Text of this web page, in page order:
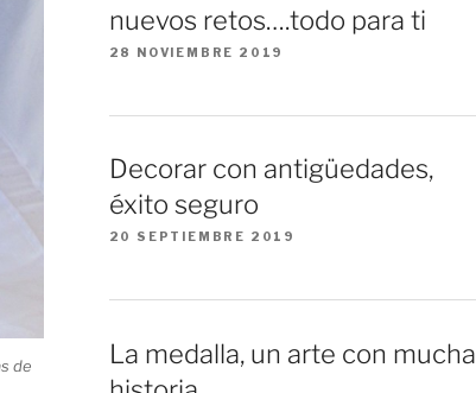
de
nuevos retos….todo para ti
28 NOVIEMBRE 2019
Decorar con antigüedades,
éxito seguro
20 SEPTIEMBRE 2019
La medalla, un arte con mucha